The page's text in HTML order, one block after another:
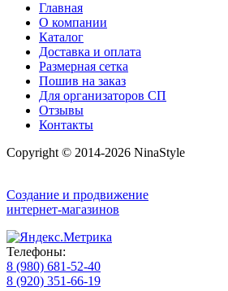
Главная
О компании
Каталог
Доставка и оплата
Размерная сетка
Пошив на заказ
Для организаторов СП
Отзывы
Контакты
Copyright © 2014-2026 NinaStyle
Создание и продвижение
интернет-магазинов
Телефоны:
8 (980) 681-52-40
8 (920) 351-66-19